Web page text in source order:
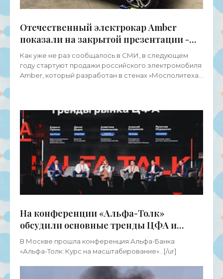
Отечественный электрокар Amber
показали на закрытой презентации -
«Электромобили»
Как уже не раз сообщалось в СМИ, в следующем
году стартуют продажи российского электромобиля
Amber, который разработан в стенах «Мосполитеха»
На конференции «Альфа-Толк»
обсудили основные тренды ЦФА и
итоги года - «Новости Электроники»
В Москве прошла конференция Альфа-Банка
«Альфа-Толк: Курс на масштабирование»...[/ur]